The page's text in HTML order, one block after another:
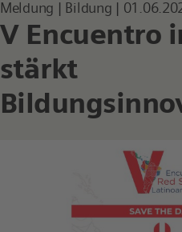
Meldung Bildung
V Encuentro
stärkt